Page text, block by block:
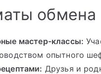
обмена
мастер-классы:
опытного
Друзья и